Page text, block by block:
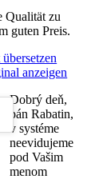
Qualität zu
guten Preis.
anzeigen
Dobrý deň,
pán Rabatin,
v systéme
neevidujeme
pod Vašim
menom